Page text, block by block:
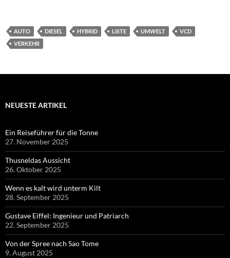
AUTO DIESEL HYBRID LISTE UMWELT
VCD
VERKEHR
NEUESTE ARTIKEL
Ein Reiseführer für die Tonne
27. November 2025
Thusneldas Aussicht
26. Oktober 2025
Wenn es kalt wird unterm Kilt
28. September 2025
Gustave Eiffel: Ingenieur und Patriarch
22. September 2025
Von der Spree nach Sao Tome
9. August 2025